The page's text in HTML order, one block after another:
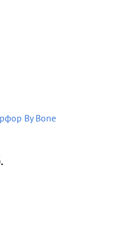
By Bone